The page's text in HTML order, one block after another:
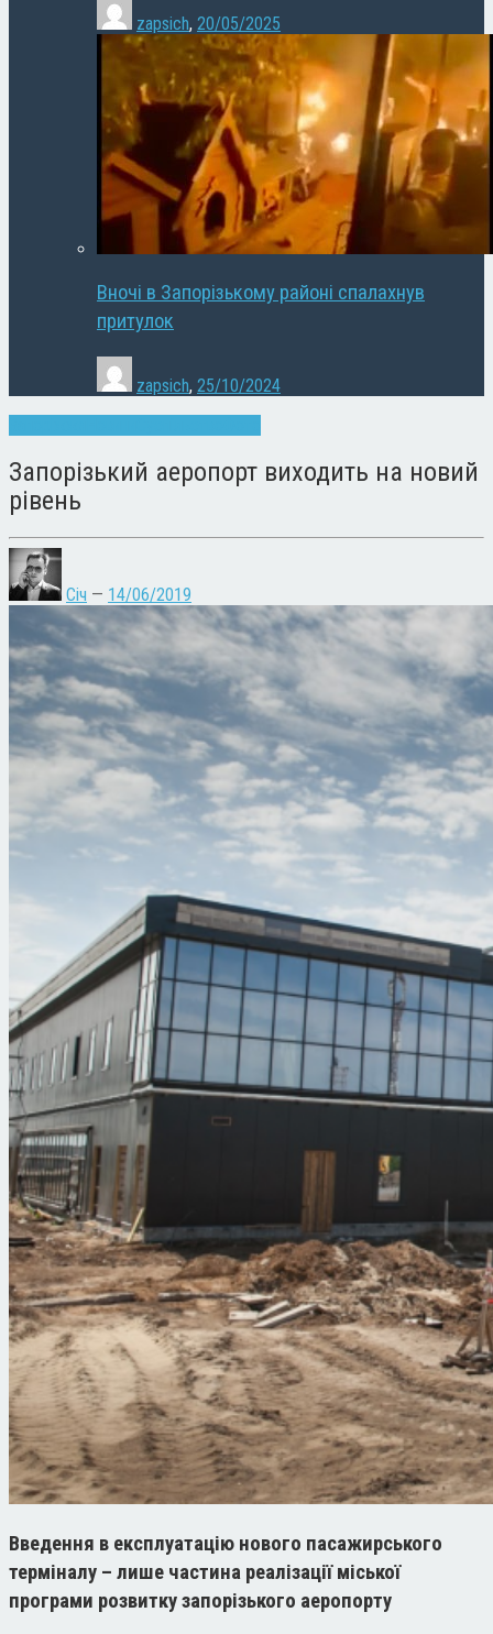
zapsich, 20/05/2025
Вночі в Запорізькому районі спалахнув
притулок
zapsich, 25/10/2024
Запорізький аеропорт виходить на новий
рівень
Січ — 14/06/2019
Введення в експлуатацію нового пасажирського
терміналу – лише частина реалізації міської
програми розвитку запорізького аеропорту